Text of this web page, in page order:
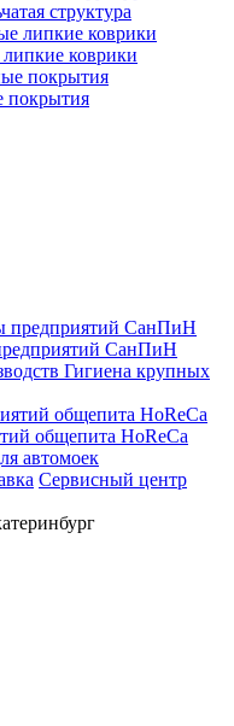
структура
коврики
покрытия
СанПиН
Гигиена крупных
общепита HoReCa
автомоек
Сервисный центр